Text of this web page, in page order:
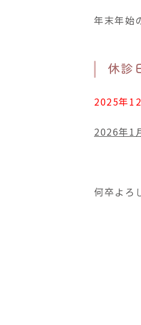
年末年始
休診
2025年
2026年1
何卒よろ